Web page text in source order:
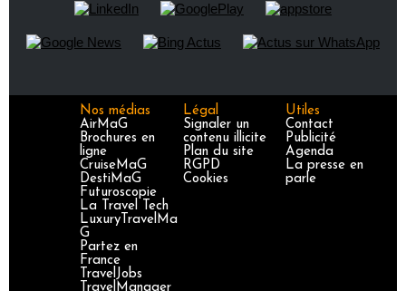
Nos médias
AirMaG
Brochures en
ligne
CruiseMaG
DestiMaG
Futuroscopie
La Travel Tech
LuxuryTravelMa
G
Partez en
France
TravelJobs
TravelManager
Légal
Signaler un
contenu illicite
Plan du site
RGPD
Cookies
Utiles
Contact
Publicité
Agenda
La presse en
parle